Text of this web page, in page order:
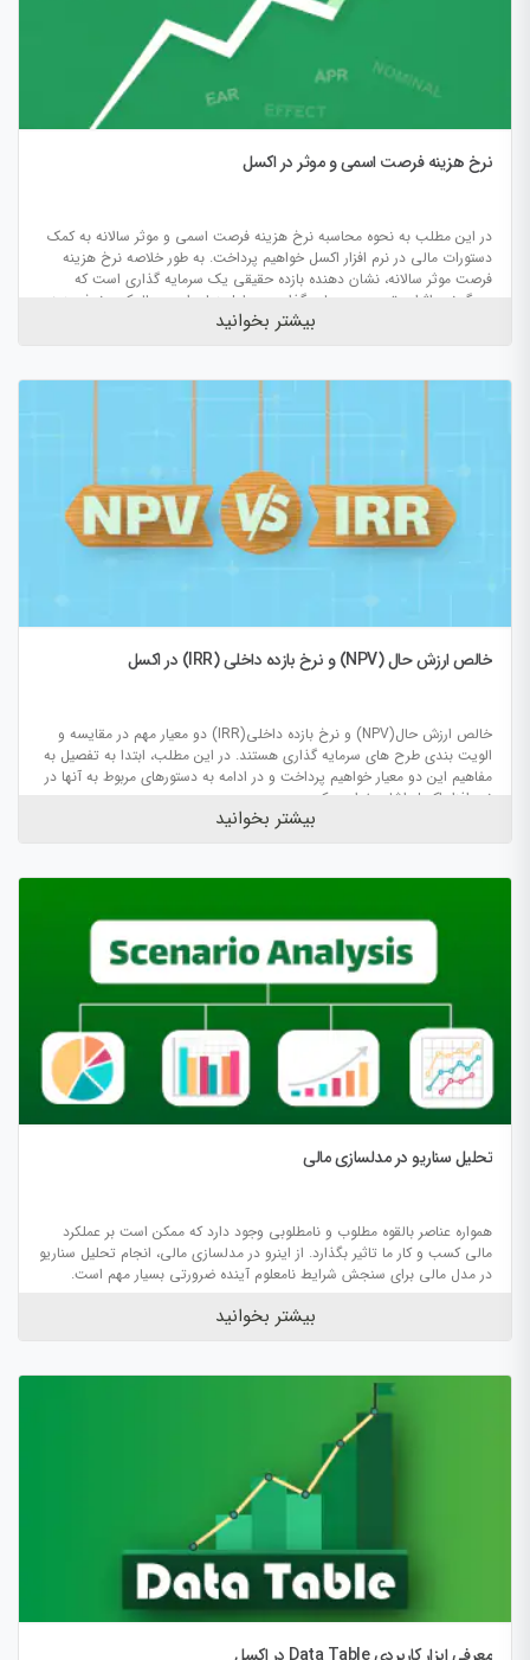
نرخ هزینه فرصت اسمی و موثر در اکسل
در این مطلب به نحوه محاسبه نرخ هزینه فرصت اسمی و موثر سالانه به کمک
دستورات مالی در نرم افزار اکسل خواهیم پرداخت. به طور خلاصه نرخ هزینه
فرصت موثر سالانه، نشان دهنده بازده حقیقی یک سرمایه گذاری است که
دربرگیرنده اثرات تجمعی سرمایه گذاری در طول زمان است. بالعکس نرخ هزینه
فرصت اسمی سالانه نرخ ساده ای است که بدون در نظر گرفتن اثرات تجمعی
بیشتر بخوانید
خالص ارزش حال (NPV) و نرخ بازده داخلی (IRR) در اکسل
خالص ارزش حال(NPV) و نرخ بازده داخلی(IRR) دو معیار مهم در مقایسه و
الویت بندی طرح های سرمایه گذاری هستند. در این مطلب، ابتدا به تفصیل به
مفاهیم این دو معیار خواهیم پرداخت و در ادامه به دستورهای مربوط به آنها در
نرم افزار اکسل اشاره خواهیم کرد.
بیشتر بخوانید
تحلیل سناریو در مدلسازی مالی
همواره عناصر بالقوه مطلوب و نامطلوبی وجود دارد که ممکن است بر عملکرد
مالی کسب و کار ما تاثیر بگذارد. از اینرو در مدلسازی مالی، انجام تحلیل سناریو
در مدل مالی برای سنجش شرایط نامعلوم آینده ضرورتی بسیار مهم است.
بیشتر بخوانید